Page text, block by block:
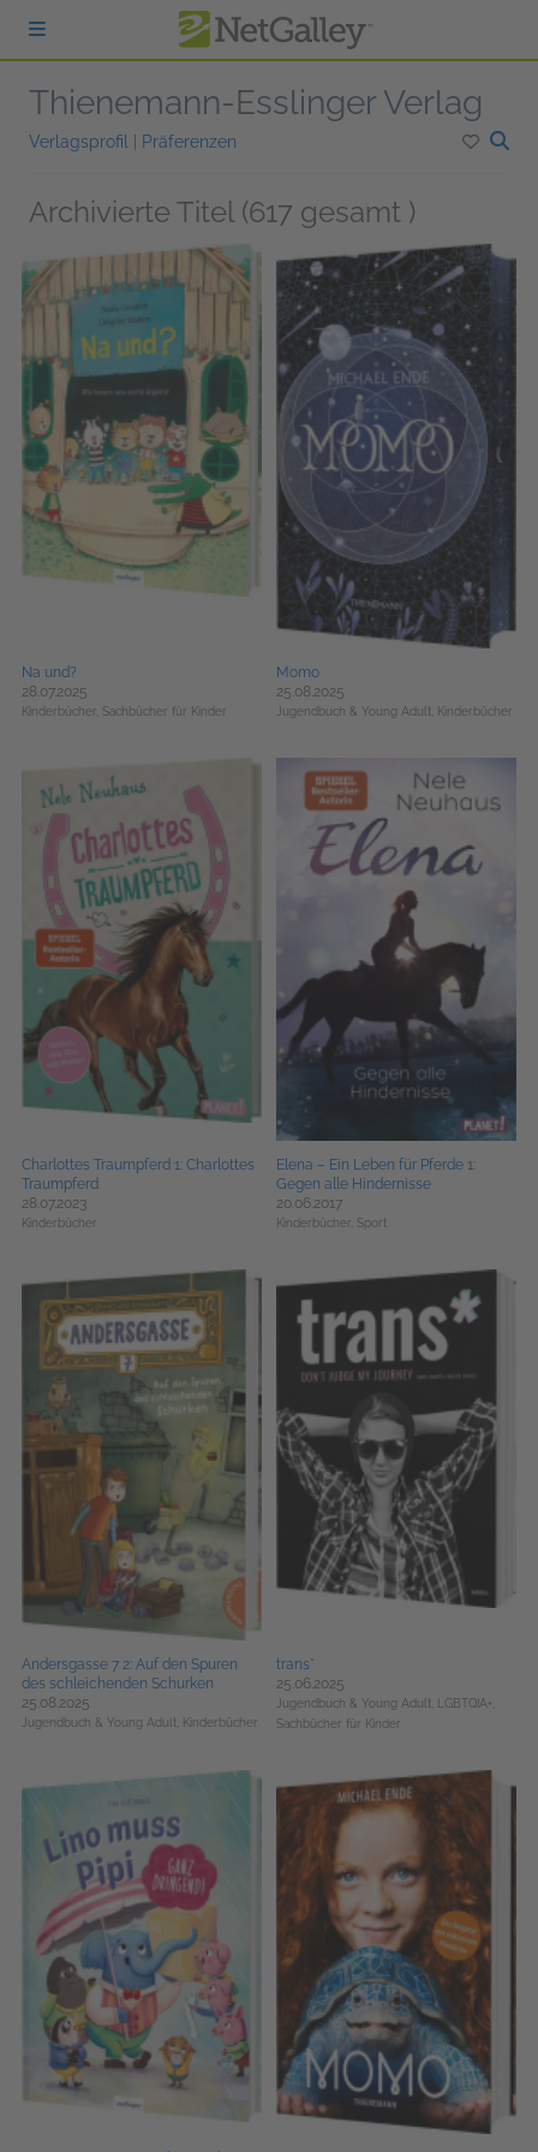
zum Hauptinhalt springen
Thienemann-Esslinger Verlag
Verlagsprofil Präferenzen
Archivierte Titel (617 gesamt )
Na und?
28.07.2025
Kinderbücher, Sachbücher für Kinder
Momo
25.08.2025
Jugendbuch & Young Adult, Kinderbücher
Charlottes Traumpferd 1: Charlottes
Traumpferd
28.07.2023
Kinderbücher
Elena – Ein Leben für Pferde 1:
Gegen alle Hindernisse
20.06.2017
Kinderbücher, Sport
Andersgasse 7 2: Auf den Spuren
des schleichenden Schurken
25.08.2025
Jugendbuch & Young Adult, Kinderbücher
trans*
25.06.2025
Jugendbuch & Young Adult,
LGBTQIA+,
Sachbücher für Kinder